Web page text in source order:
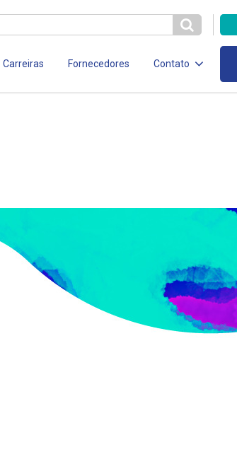
Carreiras Fornecedores Contato